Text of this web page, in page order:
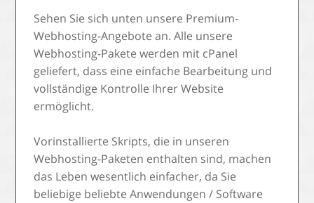
Sehen Sie sich unten unsere Premium-
Webhosting-Angebote an. Alle unsere
Webhosting-Pakete werden mit cPanel
geliefert, dass eine einfache Bearbeitung und
vollständige Kontrolle Ihrer Website
ermöglicht.
Vorinstallierte Skripts, die in unseren
Webhosting-Paketen enthalten sind, machen
das Leben wesentlich einfacher, da Sie
beliebige beliebte Anwendungen / Software